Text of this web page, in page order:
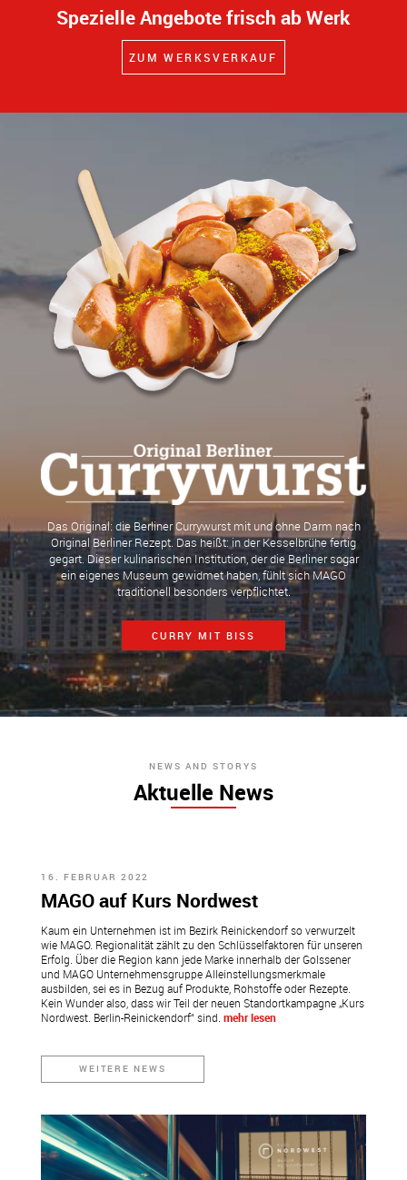
Spezielle Angebote frisch ab Werk
ZUM WERKSVERKAUF
Das Original: die Berliner Currywurst mit und ohne Darm nach
Original Berliner Rezept. Das heißt: in der Kesselbrühe fertig
gegart. Dieser kulinarischen Institution, der die Berliner sogar
ein eigenes Museum gewidmet haben, fühlt sich MAGO
traditionell besonders verpflichtet.
CURRY MIT BISS
NEWS AND STORYS
Aktuelle News
16. FEBRUAR 2022
MAGO auf Kurs Nordwest
Kaum ein Unternehmen ist im Bezirk Reinickendorf so verwurzelt
wie MAGO. Regionalität zählt zu den Schlüsselfaktoren für unseren
Erfolg. Über die Region kann jede Marke innerhalb der Golssener
und MAGO Unternehmensgruppe Alleinstellungsmerkmale
ausbilden, sei es in Bezug auf Produkte, Rohstoffe oder Rezepte.
Kein Wunder also, dass wir Teil der neuen Standortkampagne „Kurs
Nordwest. Berlin-Reinickendorf“ sind. mehr lesen
WEITERE NEWS